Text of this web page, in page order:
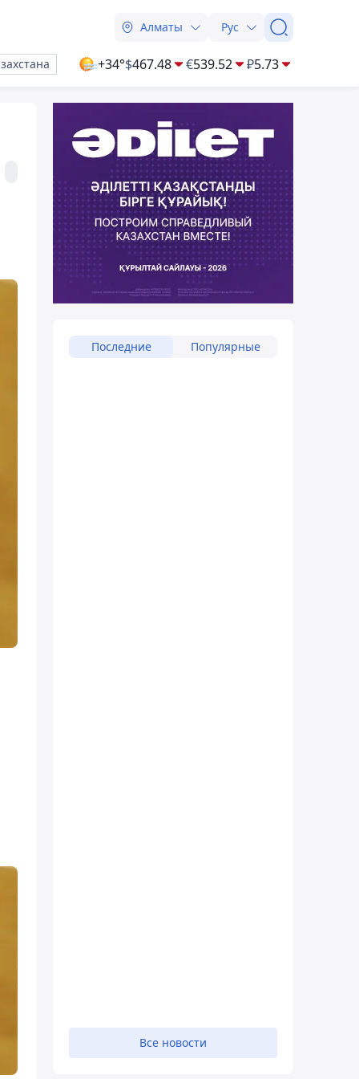
Алматы Рус
+34°$467.48 €539.52 ₽5.73
Последние Популярные
Все новости